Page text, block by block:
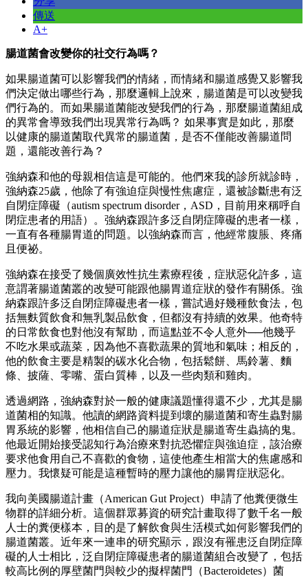
傳送
A+
腸道菌會改變你的社交行為嗎？
如果腸道菌可以影響我們的情緒，而情緒和腸道感覺又影響我
們決定做出哪些行為，那麼邏輯上說來，腸道菌是可以改變我
們行為的。而如果腸道菌能改變我們的行為，那麼腸道菌組成
的異常會導致我們出現異常行為嗎？ 如果事實是如此，那麼
以健康的腸道菌取代異常的腸道菌，是否不僅能改善腸道問
題，還能改善行為？
強納森和他的母親相信這是可能的。他們來我的診所就診時，
強納森25歲，他除了有強迫症與慢性焦慮症，還被診斷患有泛
自閉症障礙（autism spectrum disorder，ASD，目前用來稱呼自
閉症患者的用語）。強納森跟許多泛自閉症障礙的患者一樣，
一直有各種腸胃道的問題。以強納森而言，他經常腹脹、疼痛
且便祕。
強納森在接受了幾個廣效性抗生素療程後，症狀惡化許多，這
意謂著腸道菌叢的改變可能跟他腸胃道症狀的發作有關係。強
納森跟許多泛自閉症障礙患者一樣，嘗試過好幾種飲食法，包
括無麩質飲食和無乳製品飲食，但都沒有持續的效果。他奇特
的日常飲食也對他沒有幫助，而這點並不令人意外──他幾乎
不吃水果或蔬菜，因為他不喜歡蔬果的質地和氣味；相反的，
他的飲食主要是精製的碳水化合物，包括鬆餅、馬鈴薯、麵
條、披薩、零嘴、蛋白質棒，以及一些肉類和雞肉。
透過網路，強納森對於一般的健康議題懂得還不少，尤其是腸
道菌相的知識。他讀的網路資料提到壞的腸道菌和寄生蟲對腸
胃系統的影響，他相信自己的腸道症狀是腸道寄生蟲搞的鬼。
他最近開始接受認知行為治療來對抗恐懼症與強迫症，該治療
要求他食用自己不喜歡的食物，這使他產生相當大的焦慮感和
壓力。我懷疑可能是這種暫時的壓力讓他的腸胃症狀惡化。
我向美國腸道計畫（American Gut Project）申請了他糞便微生
物群的詳細分析。這個群眾募資的研究計畫取得了數千名一般
人士的糞便樣本，目的是了解飲食與生活模式如何影響我們的
腸道菌叢。近年來一連串的研究顯示，跟沒有罹患泛自閉症障
礙的人士相比，泛自閉症障礙患者的腸道菌組合改變了，包括
較高比例的厚壁菌門與較少的擬桿菌門（Bacteroidetes）菌